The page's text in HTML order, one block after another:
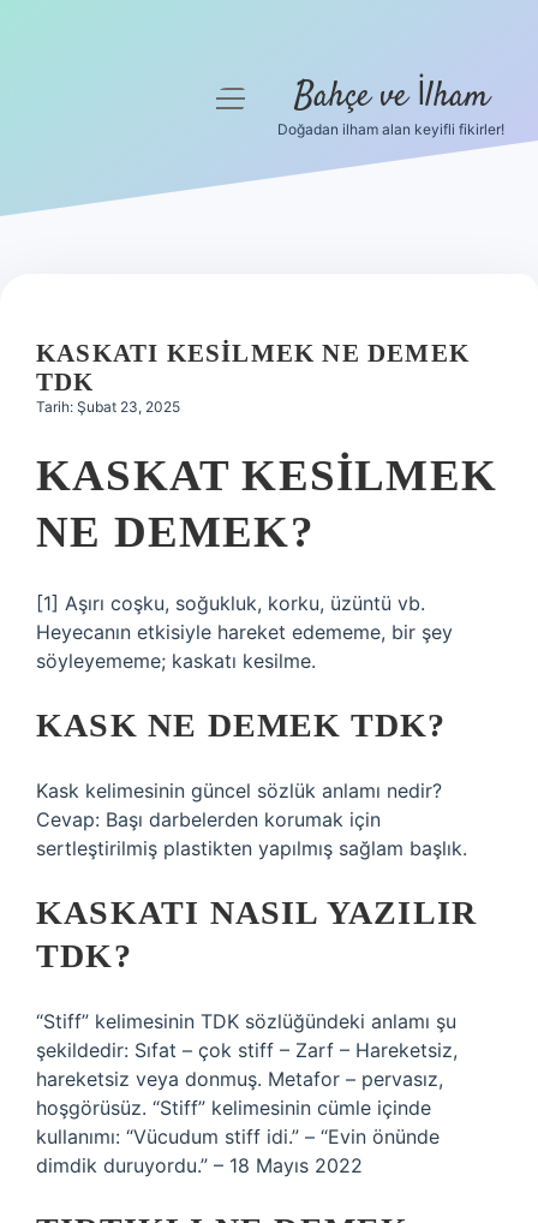
Hakkımızda
menüyü
Bahçe ve İlham
Doğadan ilham alan keyifli fikirler!
KASKATI KESILMEK NE DEMEK
TDK
Tarih: Şubat 23, 2025
KASKAT KESILMEK
NE DEMEK?
[1] Aşırı coşku, soğukluk, korku, üzüntü vb.
Heyecanın etkisiyle hareket edememe, bir şey
söyleyememe; kaskatı kesilme.
KASK NE DEMEK TDK?
Kask kelimesinin güncel sözlük anlamı nedir?
Cevap: Başı darbelerden korumak için
sertleştirilmiş plastikten yapılmış sağlam başlık.
KASKATI NASIL YAZILIR
TDK?
“Stiff” kelimesinin TDK sözlüğündeki anlamı şu
şekildedir: Sıfat – çok stiff – Zarf – Hareketsiz,
hareketsiz veya donmuş. Metafor – pervasız,
hoşgörüsüz. “Stiff” kelimesinin cümle içinde
kullanımı: “Vücudum stiff idi.” – “Evin önünde
dimdik duruyordu.” – 18 Mayıs 2022